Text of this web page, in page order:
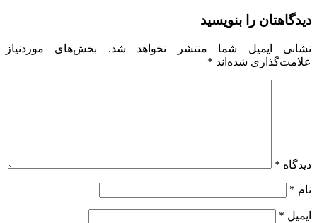
دیدگاهتان را بنویسید
نشانی ایمیل شما منتشر نخواهد شد.
بخش‌های موردنیاز
علامت‌گذاری شده‌اند *
دیدگاه *
نام *
ایمیل *